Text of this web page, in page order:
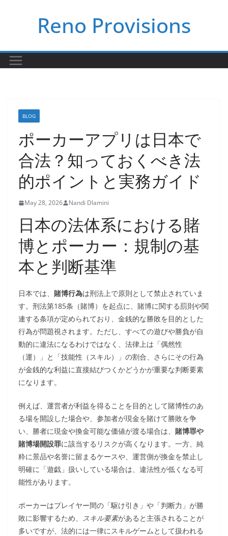
Reno Provisions
BLOG
ポーカーアプリは日本で
合法？知っておくべき法
的ポイントと実務ガイド
May 28, 2026 Nandi Dlamini
日本の法体系における賭
博とポーカー：規制の基
本と判断基準
日本では、 賭博行為は刑法上で原則として禁止されていま
す。刑法第185条（賭博）を起点に、賭博に関する罰則や関
連する条項が定められており、金銭的な勝敗を目的とした
行為が問題視されます。ただし、すべての遊びや勝負が自
動的に違法になるわけではなく、法律上は「偶然性
（運）」と「技能性（スキル）」の割合、さらにその行為
が金銭的な利益に直接結びつくかどうかが重要な判断要素
になります。
例えば、運営者が利益を得ることを目的として賭博性のあ
る場を開設した場合や、参加者が現金を賭けて勝敗を争
い、勝者に現金や換金可能な価値が渡る場合は、 賭博罪や
賭博場開設罪に該当するリスクが高くなります。一方、純
粋に景品や名誉に留まるケースや、運営側が換金を禁止し
明確に「遊戯」扱いしている場合は、違法性が低くなる可
能性があります。
ポーカーはプレイヤー間の「駆け引き」や「判断力」が勝
敗に影響するため、 スキル要素があると主張されることが
多いですが、法的には一律にスキルゲームとして扱われる